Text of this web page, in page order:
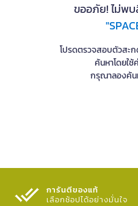
ขออภัย! ไม่พ
โปรดตรวจสอบตัวสะ
ค้นหาโดยใช้
กรุณาลองค้น
การันตีของแท้
เลือกช้อปได้อย่างมั่นใจ​